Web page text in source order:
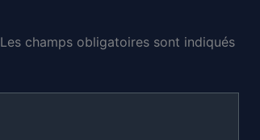
Les champs obligatoires sont indiqués